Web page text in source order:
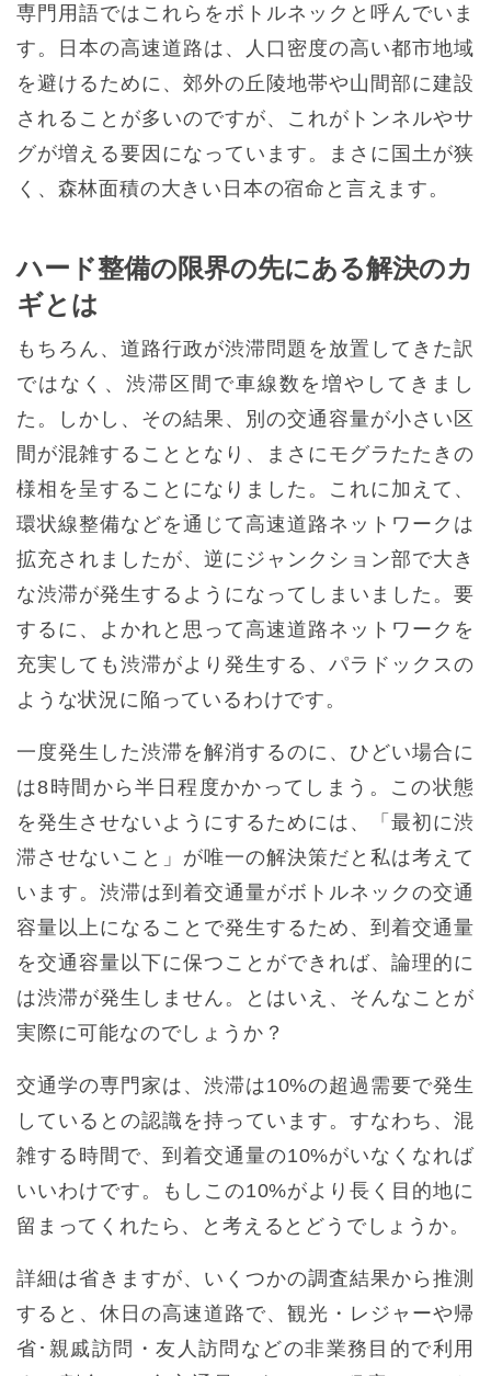
専門用語ではこれらをボトルネックと呼んでいま
す。日本の高速道路は、人口密度の高い都市地域
を避けるために、郊外の丘陵地帯や山間部に建設
されることが多いのですが、これがトンネルやサ
グが増える要因になっています。まさに国土が狭
く、森林面積の大きい日本の宿命と言えます。
ハード整備の限界の先にある解決のカ
ギとは
もちろん、道路行政が渋滞問題を放置してきた訳
ではなく、渋滞区間で車線数を増やしてきまし
た。しかし、その結果、別の交通容量が小さい区
間が混雑することとなり、まさにモグラたたきの
様相を呈することになりました。これに加えて、
環状線整備などを通じて高速道路ネットワークは
拡充されましたが、逆にジャンクション部で大き
な渋滞が発生するようになってしまいました。要
するに、よかれと思って高速道路ネットワークを
充実しても渋滞がより発生する、パラドックスの
ような状況に陥っているわけです。
一度発生した渋滞を解消するのに、ひどい場合に
は8時間から半日程度かかってしまう。この状態
を発生させないようにするためには、「最初に渋
滞させないこと」が唯一の解決策だと私は考えて
います。渋滞は到着交通量がボトルネックの交通
容量以上になることで発生するため、到着交通量
を交通容量以下に保つことができれば、論理的に
は渋滞が発生しません。とはいえ、そんなことが
実際に可能なのでしょうか？
交通学の専門家は、渋滞は10%の超過需要で発生
しているとの認識を持っています。すなわち、混
雑する時間で、到着交通量の10%がいなくなれば
いいわけです。もしこの10%がより長く目的地に
留まってくれたら、と考えるとどうでしょうか。
詳細は省きますが、いくつかの調査結果から推測
すると、休日の高速道路で、観光・レジャーや帰
省･親戚訪問・友人訪問などの非業務目的で利用